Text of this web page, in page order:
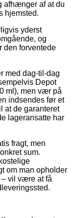
afhænger af at du
hjemsted.
yderst
og
den forventede
med dag-til-dag
Depot
ml), men vær på
indsendes før et
at de garanteret
lageransatte har
fragt, men
sum.
om man opholder
vil være at få